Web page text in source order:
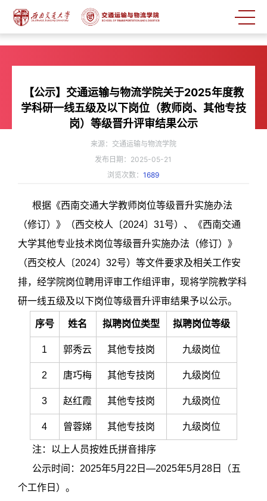
【公示】交通运输与物流学院关于2025年度教
学科研一线五级及以下岗位（教师岗、其他专技
岗）等级晋升评审结果公示
来源：交通运输与物流学院
发布日期：2025-05-21
浏览次数：1689
根据《西南交通大学教师岗位等级晋升实施办法
（修订）》（西交校人〔2024〕31号）、《西南交通
大学其他专业技术岗位等级晋升实施办法（修订）》
（西交校人〔2024〕32号）等文件要求及相关工作安
排，经学院岗位聘用评审工作组评审，现将学院教学科
研一线五级及以下岗位等级晋升评审结果予以公示。
序号 姓名 拟聘岗位类型 拟聘岗位等级
1 郭秀云 其他专技岗 九级岗位
2 唐巧梅 其他专技岗 九级岗位
3 赵红霞 其他专技岗 九级岗位
4 曾蓉娣 其他专技岗 九级岗位
注：以上人员按姓氏拼音排序
公示时间：2025年5月22日—2025年5月28日（五
个工作日）。